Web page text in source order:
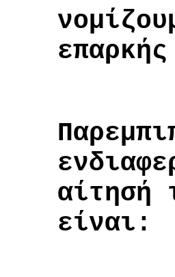
αίτησή
είναι: